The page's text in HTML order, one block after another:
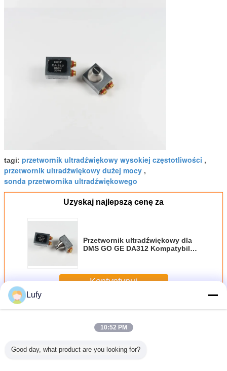
tagi: przetwornik ultradźwiękowy wysokiej częstotliwości ,
przetwornik ultradźwiękowy dużej mocy ,
sonda przetwornika ultradźwiękowego
Uzyskaj najlepszą cenę za
Przetwornik ultradźwiękowy dla
DMS GO GE DA312 Kompatybilny
Kontyntynuj
JeszczePrzetwornik ultradźwiękowy
Lufy
10:52 PM
Good day, what product are you looking for?